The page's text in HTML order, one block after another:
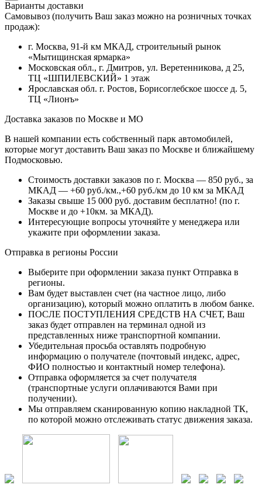
Варианты доставки
Самовывоз (получить Ваш заказ можно на розничных точках
продаж):
г. Москва, 91-й км МКАД, строительный рынок
«Мытищинская ярмарка»
Московская обл., г. Дмитров, ул. Веретенникова, д 25,
ТЦ «ШПИЛЕВСКИЙ» 1 этаж
Ярославская обл. г. Ростов, Борисоглебское шоссе д. 5,
ТЦ «Лионъ»
Доставка заказов по Москве и МО
В нашей компании есть собственный парк автомобилей,
которые могут доставить Ваш заказ по Москве и ближайшему
Подмосковью.
Стоимость доставки заказов по г. Москва — 850 руб., за
МКАД — +60 руб./км.,+60 руб./км до 10 км за МКАД
Заказы свыше 15 000 руб. доставим бесплатно! (по г.
Москве и до +10км. за МКАД).
Интересующие вопросы уточняйте у менеджера или
укажите при оформлении заказа.
Отправка в регионы России
Выберите при оформлении заказа пункт Отправка в
регионы.
Вам будет выставлен счет (на частное лицо, либо
организацию), который можно оплатить в любом банке.
ПОСЛЕ ПОСТУПЛЕНИЯ СРЕДСТВ НА СЧЕТ, Ваш
заказ будет отправлен на терминал одной из
представленных ниже транспортной компании.
Убедительная просьба оставлять подробную
информацию о получателе (почтовый индекс, адрес,
ФИО полностью и контактный номер телефона).
Отправка оформляется за счет получателя
(транспортные услуги оплачиваются Вами при
получении).
Мы отправляем сканированную копию накладной ТК,
по которой можно отслеживать статус движения заказа.